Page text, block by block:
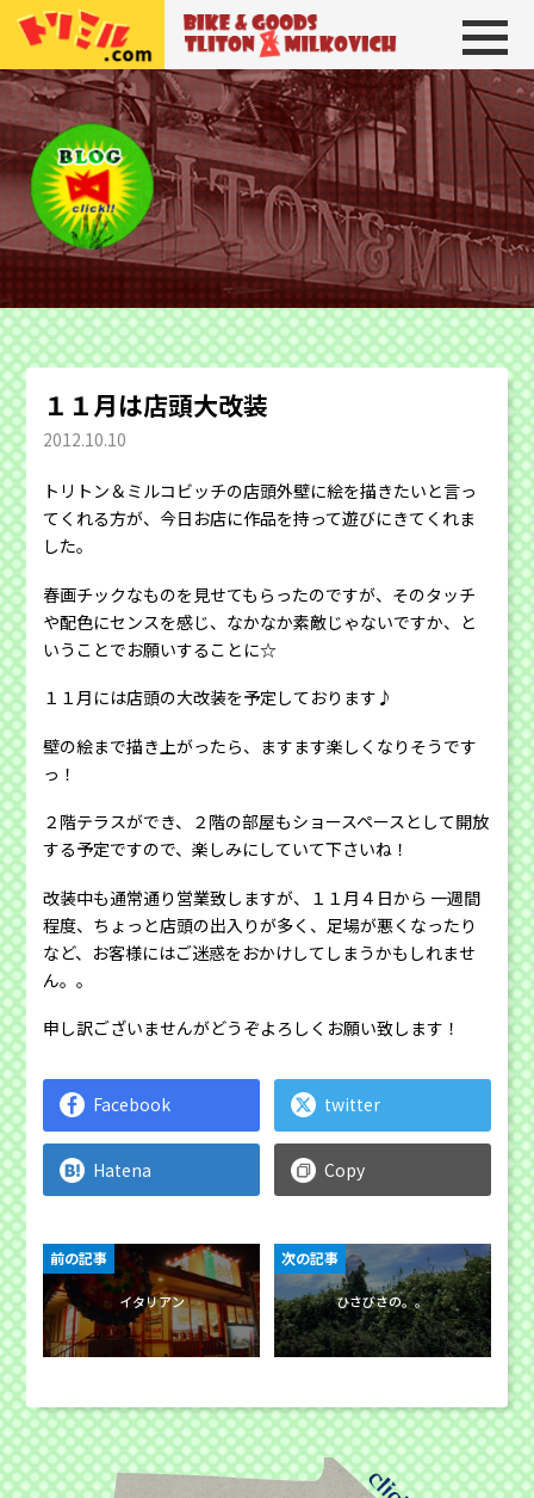
トリトン＆ミルコビッチ BIKE＆
１１月は店頭大改装
2012.10.10
トリトン＆ミルコビッチの店頭外壁に絵を描きたいと言っ
てくれる方が、今日お店に作品を持って遊びにきてくれま
した。
春画チックなものを見せてもらったのですが、そのタッチ
や配色にセンスを感じ、なかなか素敵じゃないですか、と
いうことでお願いすることに☆
１１月には店頭の大改装を予定しております♪
壁の絵まで描き上がったら、ますます楽しくなりそうです
っ！
２階テラスができ、２階の部屋もショースペースとして開放
する予定ですので、楽しみにしていて下さいね！
改装中も通常通り営業致しますが、１１月４日から 一週間
程度、ちょっと店頭の出入りが多く、足場が悪くなったり
など、お客様にはご迷惑をおかけしてしまうかもしれませ
ん。。
申し訳ございませんがどうぞよろしくお願い致します！
Facebook twitter
Hatena Copy
イタリアン
前の記事
ひさびさの。。
次の記事